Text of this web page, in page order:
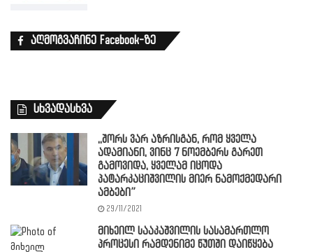
აღმოგვაჩინე Facebook-ზე
სხვადასხვა
,,შორს ვარ აზრისგან, რომ ყველა
ადამიანი, ვინც 7 ნოემბერს გარეთ
გამოვიდა, ყველამ იცოდა
პატარკაციშვილის მიერ ნამოქმედარი
ამბები”
29/11/2021
მიხეილ სააკაშვილის სასამართლო
პროცესი რამდენიმე წუთში დაიწყება